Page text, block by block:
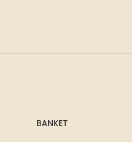
BANKET